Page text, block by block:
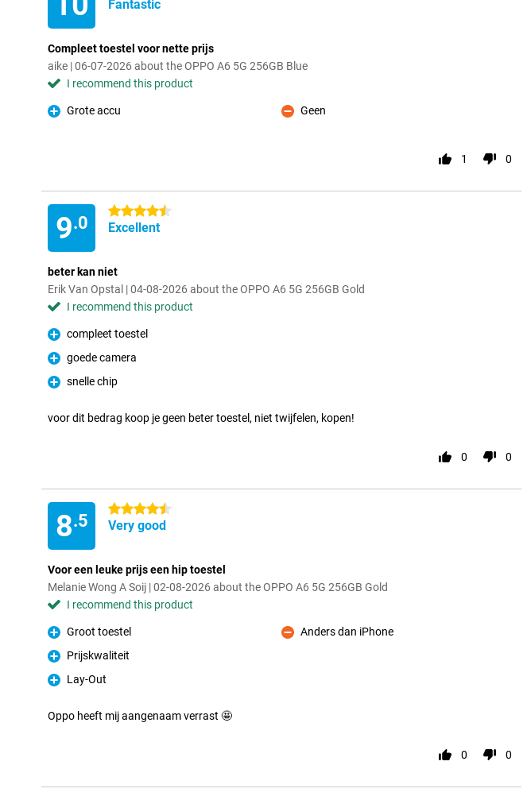
Fantastic
Compleet toestel voor nette prijs
aike | 06-07-2026 about the OPPO A6 5G 256GB Blue
I recommend this product
Pro
Grote accu
Con
Geen
1 0
9.0
4.5 stars
Excellent
beter kan niet
Erik Van Opstal | 04-08-2026 about the OPPO A6 5G 256GB Gold
I recommend this product
Pro
compleet toestel
Pro
goede camera
Pro
snelle chip
voor dit bedrag koop je geen beter toestel, niet twijfelen, kopen!
0 0
8.5
4.5 stars
Very good
Voor een leuke prijs een hip toestel
Melanie Wong A Soij | 02-08-2026 about the OPPO A6 5G 256GB Gold
I recommend this product
Pro
Groot toestel
Pro
Prijskwaliteit
Pro
Lay-Out
Con
Anders dan iPhone
Oppo heeft mij aangenaam verrast 🤩
0 0